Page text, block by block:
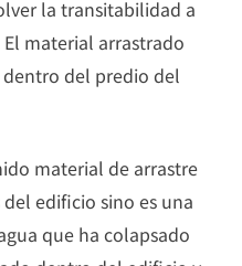
la transitabilidad a
material arrastrado
del predio del
material de arrastre
edificio sino es una
que ha colapsado